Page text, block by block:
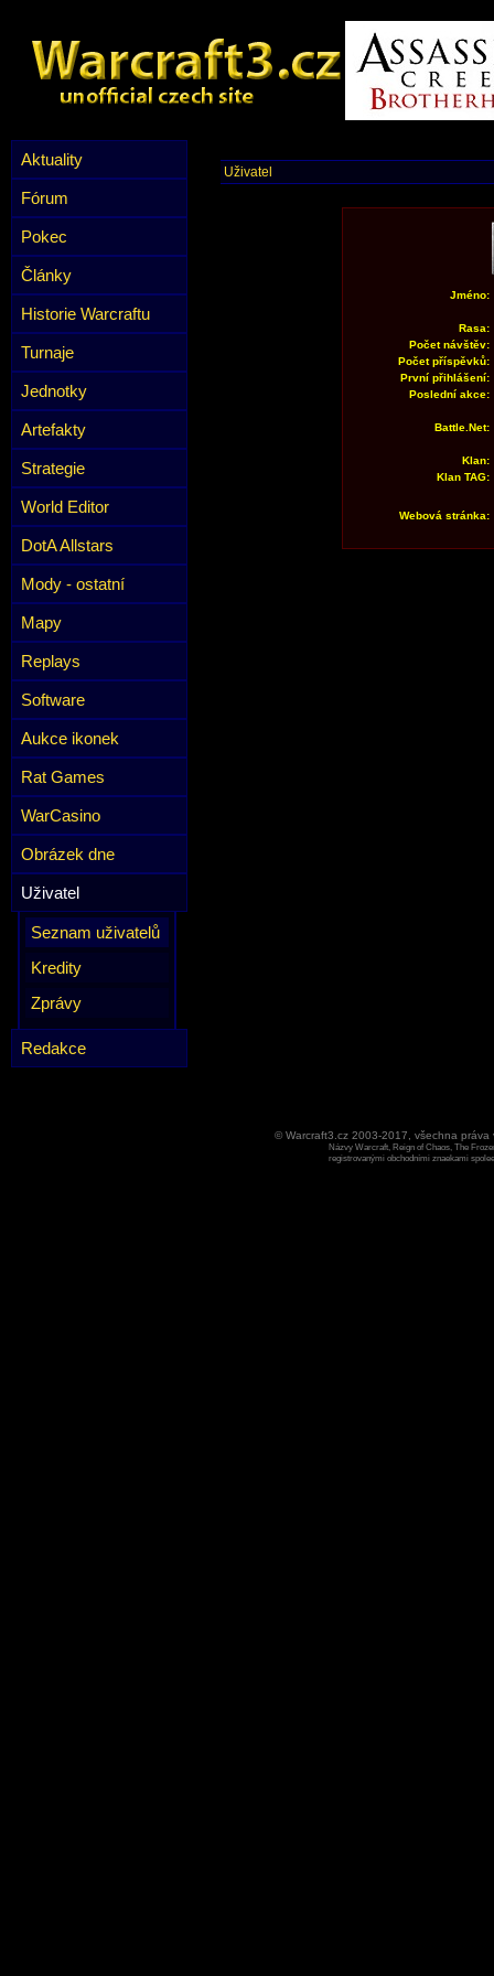
Aktuality
Fórum
Pokec
Články
Historie Warcraftu
Turnaje
Jednotky
Artefakty
Strategie
World Editor
DotA Allstars
Mody - ostatní
Mapy
Replays
Software
Aukce ikonek
Rat Games
WarCasino
Obrázek dne
Uživatel
Seznam uživatelů
Kredity
Zprávy
Redakce
Uživatel
Jméno:
Rasa:
Počet návštěv:
Počet příspěvků:
První přihlášení:
Poslední akce:
Battle.Net:
Klan:
Klan TAG:
Webová stránka:
© Warcraft3.cz 2003-2017, všechna
Názvy Warcraft, Reign of Chaos, The
registrovanými obchodními znaekami